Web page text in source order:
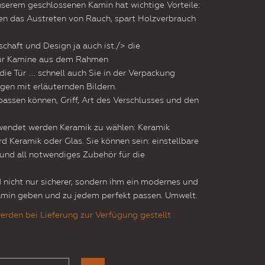
geschlossenen Kamin hat wichtige Vorteile:
das Austreten von Rauch, spart Holzverbrauch
und Design ja auch ist./> die
Kamine aus dem Rahmen
Tür .... schnell auch Sie in der Verpackung
mit erläuternden Bildern.
können, Griff, Art des Verschlusses und den
werden Keramik zu wählen: Keramik
Keramik oder Glas. Sie können sein: einstellbare
all notwendiges Zubehör für die
nur sicherer, sondern ihm ein modernes und
geben und zu jedem perfekt passen. Umwelt.
bei Lieferung zur Verfügung gestellt